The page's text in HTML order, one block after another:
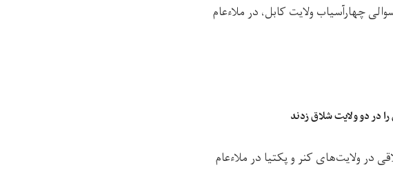
چهارآسیاب ولایت کابل، در ملاءعام
در دو ولایت شلاق زدند
در ولایت‌های کنر و پکتیا در ملاءعام